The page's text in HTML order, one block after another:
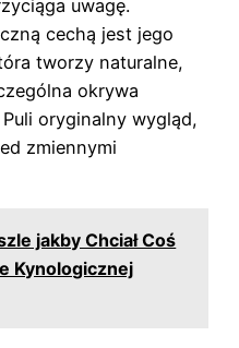
uwagę.
cechą jest jego
tworzy naturalne,
okrywa
oryginalny wygląd,
zmiennymi
jakby Chciał Coś
Kynologicznej